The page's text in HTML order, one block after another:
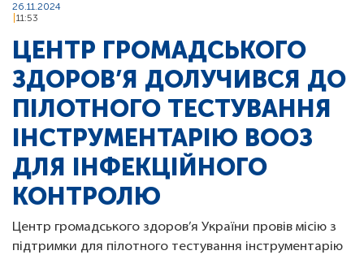
26.11.2024
11:53
ЦЕНТР ГРОМАДСЬКОГО
ЗДОРОВ’Я ДОЛУЧИВСЯ ДО
ПІЛОТНОГО ТЕСТУВАННЯ
ІНСТРУМЕНТАРІЮ ВООЗ
ДЛЯ ІНФЕКЦІЙНОГО
КОНТРОЛЮ
Центр громадського здоров’я України провів місію з
підтримки для пілотного тестування інструментарію